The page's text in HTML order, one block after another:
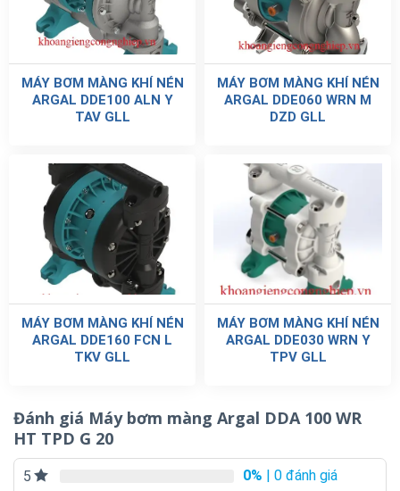
MÁY BƠM MÀNG KHÍ NÉN
ARGAL DDE100 ALN Y
TAV GLL
MÁY BƠM MÀNG KHÍ NÉN
ARGAL DDE060 WRN M
DZD GLL
MÁY BƠM MÀNG KHÍ NÉN
ARGAL DDE160 FCN L
TKV GLL
MÁY BƠM MÀNG KHÍ NÉN
ARGAL DDE030 WRN Y
TPV GLL
Đánh giá Máy bơm màng Argal DDA 100 WR
HT TPD G 20
5 0% | 0 đánh giá